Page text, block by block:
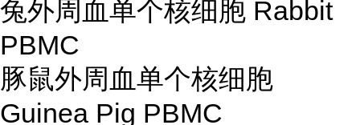
兔外周血单个核细胞 Rabbit
PBMC
豚鼠外周血单个核细胞
Guinea Pig PBMC